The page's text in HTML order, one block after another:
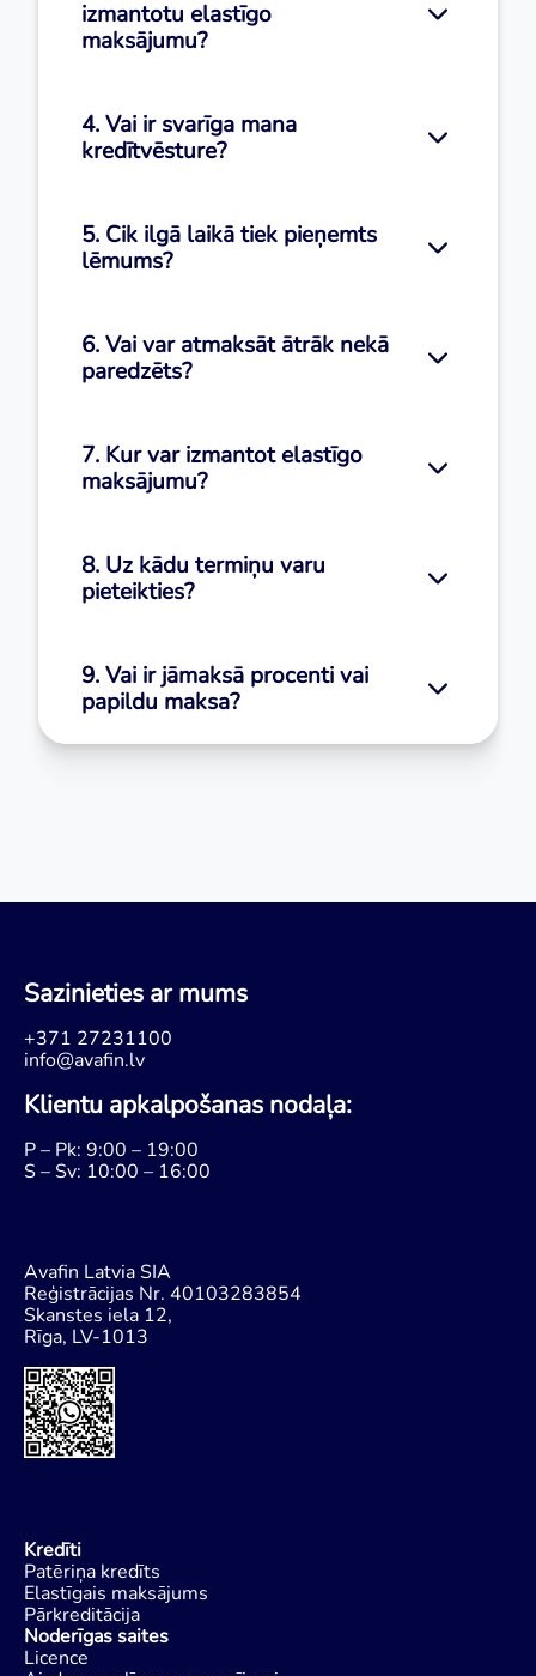
izmantotu elastīgo
maksājumu?
4. Vai ir svarīga mana
kredītvēsture?
5. Cik ilgā laikā tiek pieņemts
lēmums?
6. Vai var atmaksāt ātrāk nekā
paredzēts?
7. Kur var izmantot elastīgo
maksājumu?
8. Uz kādu termiņu varu
pieteikties?
9. Vai ir jāmaksā procenti vai
papildu maksa?
Sazinieties ar mums
+371 27231100
info@avafin.lv
Klientu apkalpošanas nodaļa:
P – Pk: 9:00 – 19:00
S – Sv: 10:00 – 16:00
Avafin Latvia SIA
Reģistrācijas Nr. 40103283854
Skanstes iela 12,
Rīga, LV-1013
Kredīti
Patēriņa kredīts
Elastīgais maksājums
Pārkreditācija
Noderīgas saites
Licence